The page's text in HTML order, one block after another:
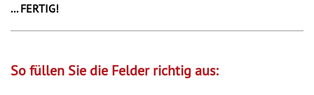
... FERTIG!
So füllen Sie die Felder richtig aus: